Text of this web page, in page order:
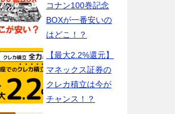
コナン100巻記念
BOXが一番安いの
はどこ！？
【最大2.2%還元】
マネックス証券の
クレカ積立は今が
チャンス！？